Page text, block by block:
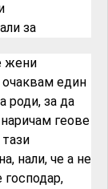
за
жени
очаквам един
роди, за да
наричам геове
нали, че а не
господар,